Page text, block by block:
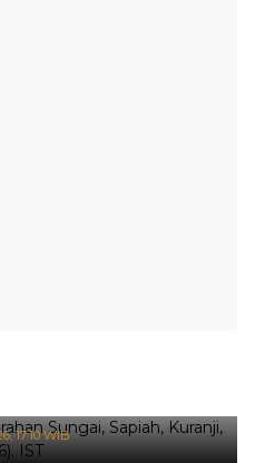
Titik Banjir Terdeteksi di
17:10 WIB